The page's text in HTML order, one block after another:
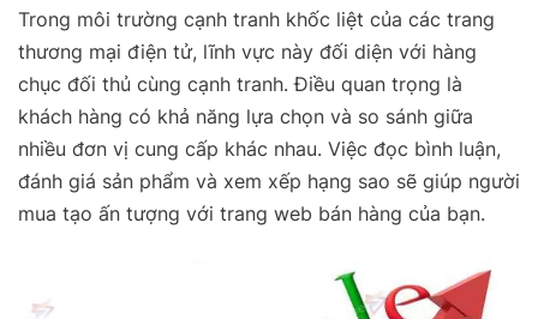
Trong môi trường cạnh tranh khốc liệt của các trang
thương mại điện tử, lĩnh vực này đối diện với hàng
chục đối thủ cùng cạnh tranh. Điều quan trọng là
khách hàng có khả năng lựa chọn và so sánh giữa
nhiều đơn vị cung cấp khác nhau. Việc đọc bình luận,
đánh giá sản phẩm và xem xếp hạng sao sẽ giúp người
mua tạo ấn tượng với trang web bán hàng của bạn.